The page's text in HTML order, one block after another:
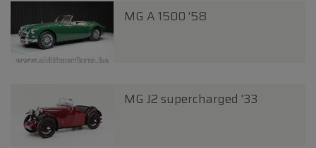
MG A 1500 '58
MG J2 supercharged '33